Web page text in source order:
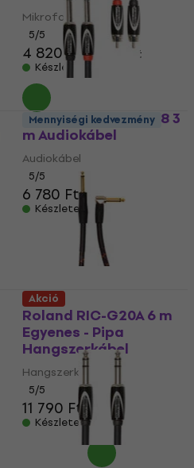
Mikrofonkábel
5/5
4 820 Ft5 140 Ft
Készleten
Roland RCC-10-2R28 3
m Audiokábel
Audiokábel
5/5
6 780 Ft
Készleten
Mennyiségi kedvezmény
Roland RIC-G20A 6 m
Egyenes - Pipa
Hangszerkábel
Hangszerkábel
5/5
11 790 Ft
Készleten
Akció